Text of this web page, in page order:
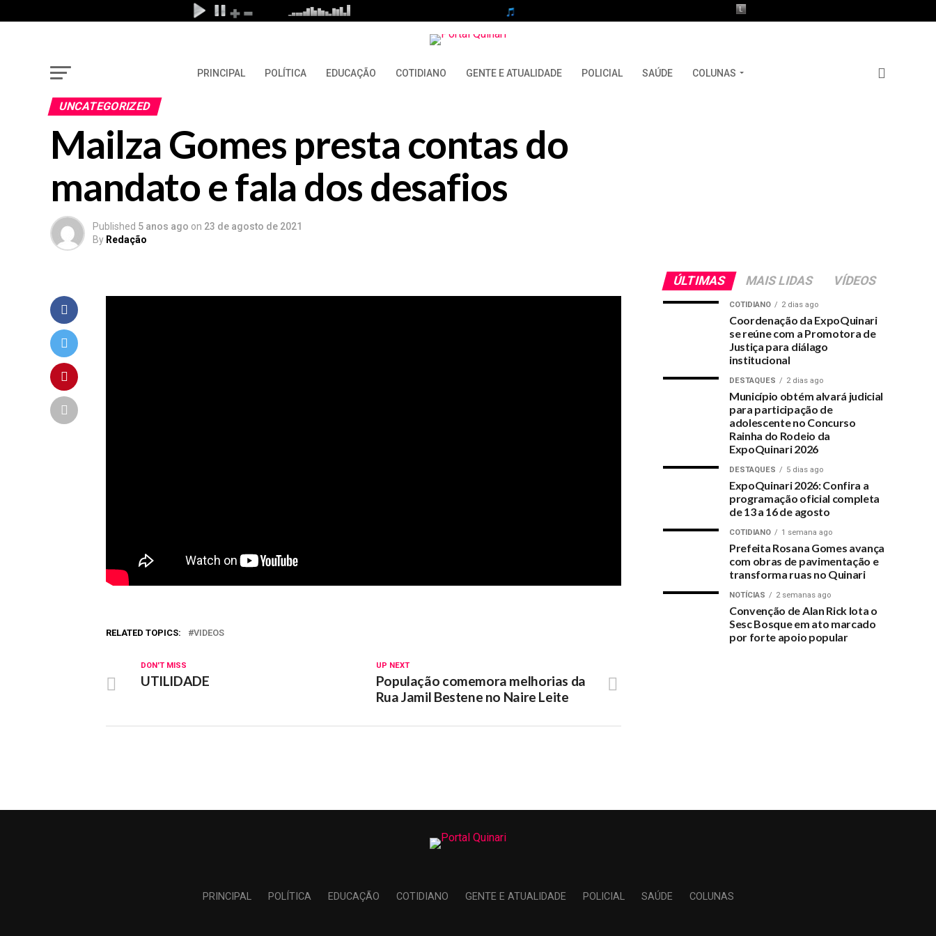
PRINCIPAL POLÍTICA EDUCAÇÃO COTIDIANO GENTE E ATUALIDADE POLICIAL SAÚDE COLUNAS
UNCATEGORIZED
Mailza Gomes presta contas do
mandato e fala dos desafios
Published 5 anos ago on 23 de agosto de 2021
By Redação
RELATED TOPICS: VIDEOS
UP NEXT
População comemora melhorias da
Rua Jamil Bestene no Naire Leite
DON'T MISS
UTILIDADE
ÚLTIMAS MAIS LIDAS VÍDEOS
COTIDIANO 2 dias ago
Coordenação da ExpoQuinari
se reúne com a Promotora de
Justiça para diálago
institucional
DESTAQUES 2 dias ago
Município obtém alvará judicial
para participação de
adolescente no Concurso
Rainha do Rodeio da
ExpoQuinari 2026
DESTAQUES 5 dias ago
ExpoQuinari 2026: Confira a
programação oficial completa
de 13 a 16 de agosto
COTIDIANO 1 semana ago
Prefeita Rosana Gomes avança
com obras de pavimentação e
transforma ruas no Quinari
NOTÍCIAS 2 semanas ago
Convenção de Alan Rick lota o
Sesc Bosque em ato marcado
por forte apoio popular
PRINCIPAL POLÍTICA EDUCAÇÃO COTIDIANO GENTE E ATUALIDADE POLICIAL SAÚDE COLUNAS